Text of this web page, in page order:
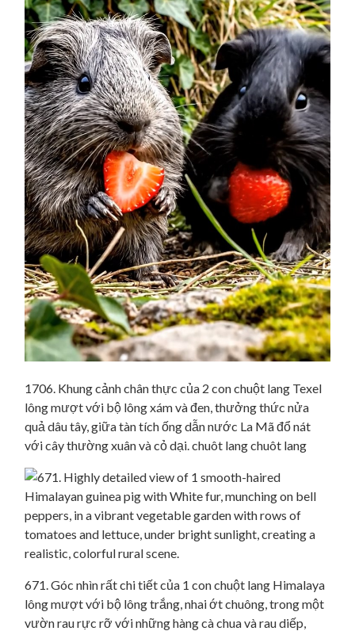
1706. Khung cảnh chân thực của 2 con chuột lang Texel
lông mượt với bộ lông xám và đen, thưởng thức nửa
quả dâu tây, giữa tàn tích ống dẫn nước La Mã đổ nát
với cây thường xuân và cỏ dại. chuôt lang chuôt lang
671. Góc nhìn rất chi tiết của 1 con chuột lang Himalaya
lông mượt với bộ lông trắng, nhai ớt chuông, trong một
vườn rau rực rỡ với những hàng cà chua và rau diếp,